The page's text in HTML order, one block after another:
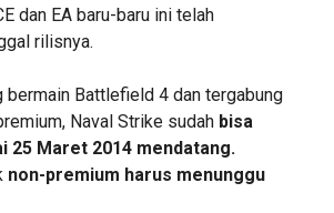
dan EA baru-baru ini telah
rilisnya.
bermain Battlefield 4 dan tergabung
Naval Strike sudah bisa
25 Maret 2014 mendatang.
non-premium harus menunggu